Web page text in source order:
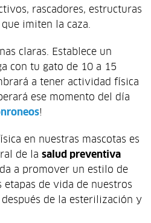
rascadores, estructuras
imiten la caza.
claras. Establece un
con tu gato de 10 a 15
a tener actividad física
ese momento del día
!
en nuestras mascotas es
de la salud preventiva
a promover un estilo de
de vida de nuestros
de la esterilización y